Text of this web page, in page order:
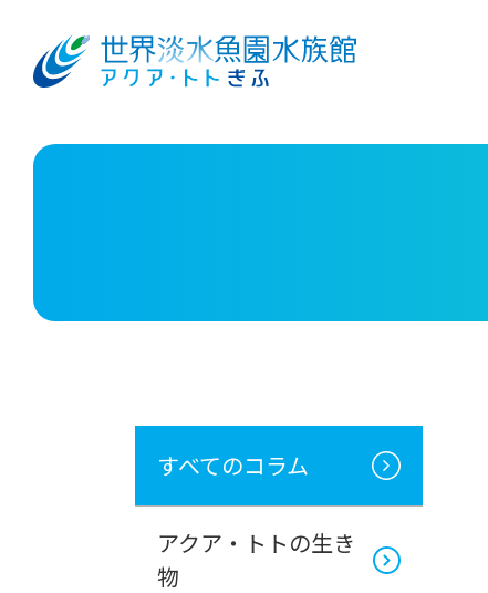
すべてのコラム
アクア・トトの生き
物